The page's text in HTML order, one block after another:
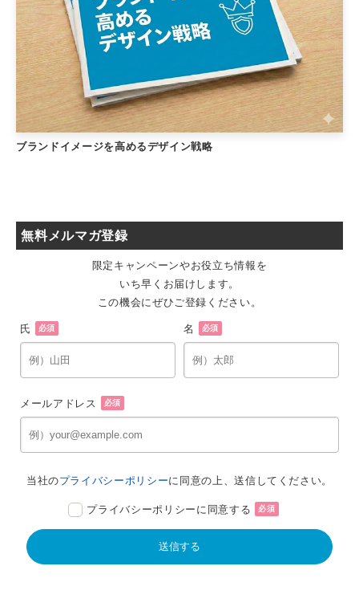
ブランドイメージを高めるデザイン戦略
無料メルマガ登録
限定キャンペーンやお役立ち情報を
いち早くお届けします。
この機会にぜひご登録ください。
氏 必須 名 必須
メールアドレス 必須
当社のプライバシーポリシーに同意の上、送信してください。
プライバシーポリシーに同意する 必須